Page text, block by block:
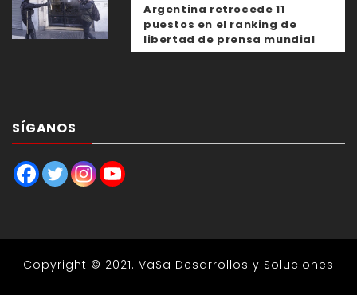
Argentina retrocede 11
puestos en el ranking de
libertad de prensa mundial
SÍGANOS
Copyright © 2021. VaSa Desarrollos y Soluciones